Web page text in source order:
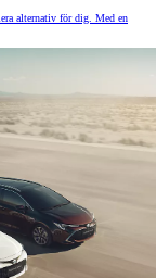
alternativ för dig. Med en